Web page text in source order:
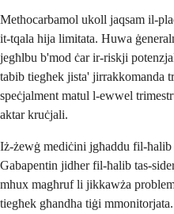
Methocarbamol ukoll jaqsam il-
it-tqala hija limitata. Huwa
jegħlbu b'mod ċar ir-riskji
tabib tiegħek jista' jirrakkomanda
speċjalment matul l-ewwel
aktar kruċjali.
Iż-żewġ mediċini jgħaddu fil-
Gabapentin jidher fil-ħalib tas-
mhux magħruf li jikkawża
tiegħek għandha tiġi